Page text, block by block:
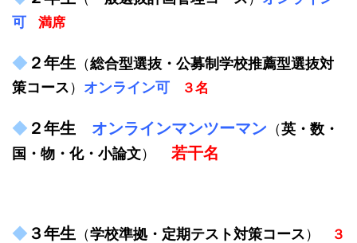
可
満席
◆ ２年生 （総合型選抜・公募制学校推薦型選抜対
策コース ） オンライン可 ３名
◆ ２年生 オンラインマンツーマン （英・数・
国・物・化・小論文） 若干名
◆ ３年生 （学校準拠・定期テスト対策コース ）
３